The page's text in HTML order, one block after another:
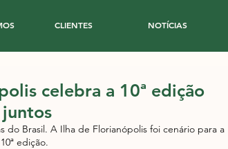
CLIENTES NOTÍCIAS
celebra a 10ª edição
do Brasil. A Ilha de Florianópolis foi cenário para a
edição.